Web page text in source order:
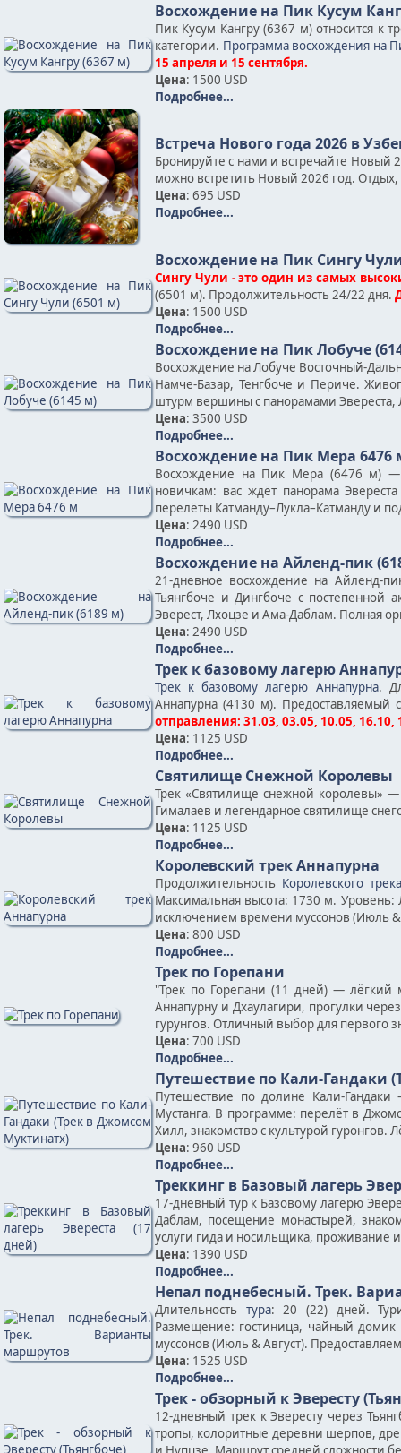
Восхождение на Пик Кусум
Пик Кусум Кангру (6367 м) относится к
категории. Программа восхождения на
15 апреля и 15 сентября.
Цена: 1500 USD
Подробнее...
Встреча Нового года 2026 в
Бронируйте с нами и встречайте
можно встретить Новый 2026 год. Отдых,
Цена: 695 USD
Подробнее...
Восхождение на Пик Сингу
Сингу Чули - это один из самых
(6501 м). Продолжительность 24/22 дня.
Цена: 1500 USD
Подробнее...
Восхождение на Пик Лобуче
Восхождение на Лобуче Восточный-
Намче-Базар, Тенгбоче и Периче.
штурм вершины с панорамами Эвереста,
Цена: 3500 USD
Подробнее...
Восхождение на Пик Мера 6476
Восхождение на Пик Мера (6476 м) —
новичкам: вас ждёт панорама
перелёты Катманду–Лукла–Катманду и
Цена: 2490 USD
Подробнее...
Восхождение на Айленд-пик
21-дневное восхождение на Айленд-
Тьянгбоче и Дингбоче с
Эверест, Лхоцзе и Ама-Даблам. Полная
Цена: 2490 USD
Подробнее...
Трек к базовому лагерю
Трек к базовому лагерю Аннапурна.
Аннапурна (4130 м).
отправления: 31.03, 03.05, 10.05, 16.10,
Цена: 1125 USD
Подробнее...
Святилище Снежной Королевы
Трек «Святилище снежной королевы»
Гималаев и легендарное святилище
Цена: 1125 USD
Подробнее...
Королевский трек Аннапурна
Продолжительность Королевского
Максимальная высота: 1730 м.
исключением времени муссонов (Июль
Цена: 800 USD
Подробнее...
Трек по Горепани
"Трек по Горепани (11 дней) —
Аннапурну и Дхаулагири, прогулки
гурунгов. Отличный выбор для первого
Цена: 700 USD
Подробнее...
Путешествие по Кали-Гандаки
Путешествие по долине Кали-
Мустанга. В программе: перелёт в
Хилл, знакомство с культурой гуронгов.
Цена: 960 USD
Подробнее...
Треккинг в Базовый лагерь
17-дневный тур к Базовому лагерю
Даблам, посещение монастырей,
услуги гида и носильщика, проживание
Цена: 1390 USD
Подробнее...
Непал поднебесный. Трек.
Длительность тура: 20 (22) дней.
Размещение: гостиница, чайный
муссонов (Июль & Август).
Цена: 1525 USD
Подробнее...
Трек - обзорный к Эвересту
12-дневный трек к Эвересту через
тропы, колоритные деревни шерпов,